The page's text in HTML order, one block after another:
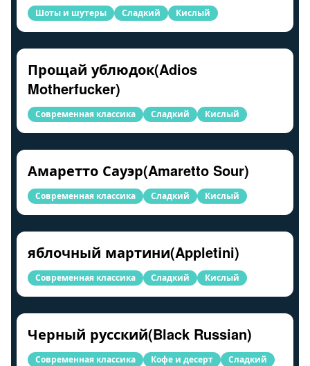
Шоты и шутеры Сладкий Кислый
Прощай ублюдок(Adios
Motherfucker)
Современная классика Сладкий Кислый
Амаретто Сауэр(Amaretto Sour)
Современная классика Сладкий Кислый
яблочный мартини(Appletini)
Современная классика Сладкий Кислый
Черный русский(Black Russian)
Современная классика Кофе и десерт Сладкий